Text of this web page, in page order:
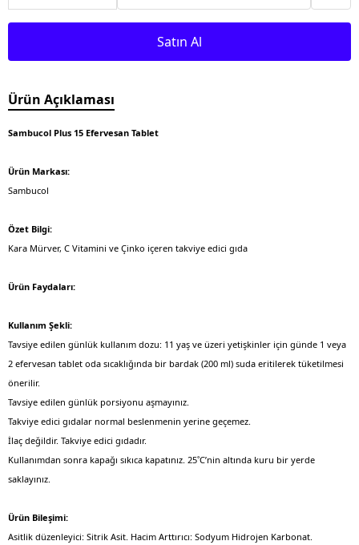
Satın Al
Ürün Açıklaması
Sambucol Plus 15 Efervesan Tablet
Ürün Markası:
Sambucol
Özet Bilgi:
Kara Mürver, C Vitamini ve Çinko içeren takviye edici gıda
Ürün Faydaları:
Kullanım Şekli:
Tavsiye edilen günlük kullanım dozu: 11 yaş ve üzeri yetişkinler için günde 1 veya
2 efervesan tablet oda sıcaklığında bir bardak (200 ml) suda eritilerek tüketilmesi
önerilir.
Tavsiye edilen günlük porsiyonu aşmayınız.
Takviye edici gıdalar normal beslenmenin yerine geçemez.
İlaç değildir. Takviye edici gıdadır.
Kullanımdan sonra kapağı sıkıca kapatınız. 25˚C’nin altında kuru bir yerde
saklayınız.
Ürün Bileşimi:
Asitlik düzenleyici: Sitrik Asit. Hacim Arttırıcı: Sodyum Hidrojen Karbonat.